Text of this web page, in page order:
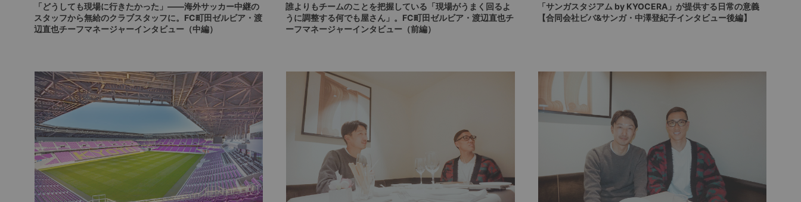
「どうしても現場に行きたかった」――海外サッカー中継の
スタッフから無給のクラブスタッフに。FC町田ゼルビア・渡
辺直也チーフマネージャーインタビュー（中編）
誰よりもチームのことを把握している「現場がうまく回るよ
うに調整する何でも屋さん」。FC町田ゼルビア・渡辺直也チ
ーフマネージャーインタビュー（前編）
「サンガスタジアム by KYOCERA」が提供する日常の意義
【合同会社ビバ&サンガ・中澤登紀子インタビュー後編】